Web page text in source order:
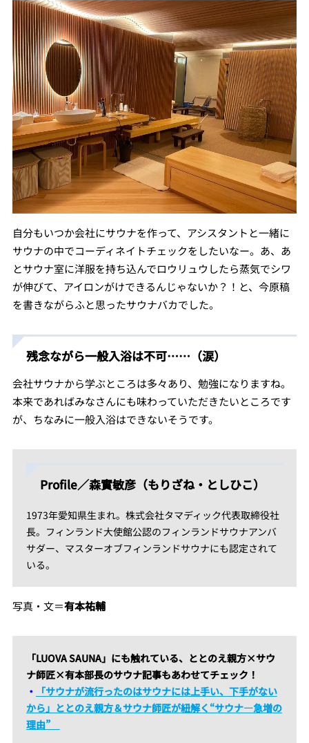
自分もいつか会社にサウナを作って、アシスタントと一緒に
サウナの中でコーディネイトチェックをしたいなー。あ、あ
とサウナ室に洋服を持ち込んでロウリュウしたら蒸気でシワ
が伸びて、アイロンがけできるんじゃないか？！と、今原稿
を書きながらふと思ったサウナバカでした。
残念ながら一般入浴は不可……（涙）
会社サウナから学ぶところは多々あり、勉強になりますね。
本来であればみなさんにも味わっていただきたいところです
が、ちなみに一般入浴はできないそうです。
Profile／森實敏彦（もりざね・としひこ）
1973年愛知県生まれ。株式会社タマディック代表取締役社
長。フィンランド大使館公認のフィンランドサウナアンバ
サダー、マスターオブフィンランドサウナにも認定されて
いる。
写真・文＝有本祐輔
「LUOVA SAUNA」にも触れている、ととのえ親方×サウ
ナ師匠×有本部長のサウナ記事もあわせてチェック！
・
「サウナが流行ったのはサウナには上手い、下手がない
から」ととのえ親方＆サウナ師匠が紐解く“サウナ―急増の
理由”